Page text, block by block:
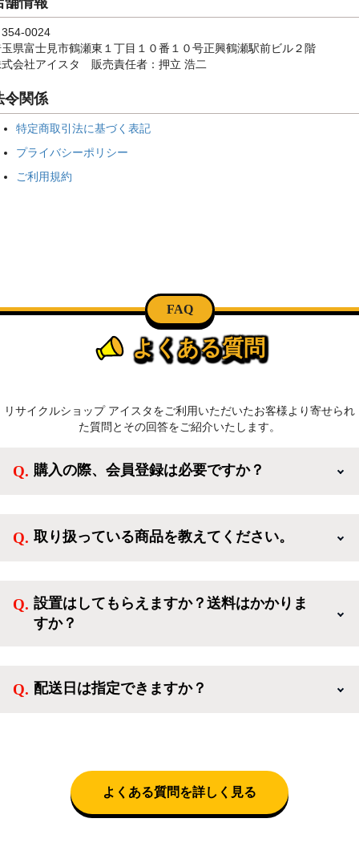
0024
県富士見市鶴瀬東１丁目１０番１０号正興鶴瀬駅前ビル２階
会社アイスタ 販売責任者：押立 浩二
令関係
特定商取引法に基づく表記
プライバシーポリシー
ご利用規約
FAQ
よくある質問
リサイクルショップ アイスタをご利用いただいたお客様より寄せられ
た質問とその回答をご紹介いたします。
購入の際、会員登録は必要ですか？
方、登録しなくてもカートに商品を入れた後、ログイ
取り扱っている商品を教えてください。
活を応援するような家電セットから、季節・空調家
電、調理家電、生活家電まで、幅広く中古家電を取り
設置はしてもらえますか？送料はかかりま
すか？
神奈川・千葉)において自社配送を選択いただくこと
配送日は指定できますか？
話にて日時決定に関するご連絡をさせて頂きます。
よくある質問を詳しく見る